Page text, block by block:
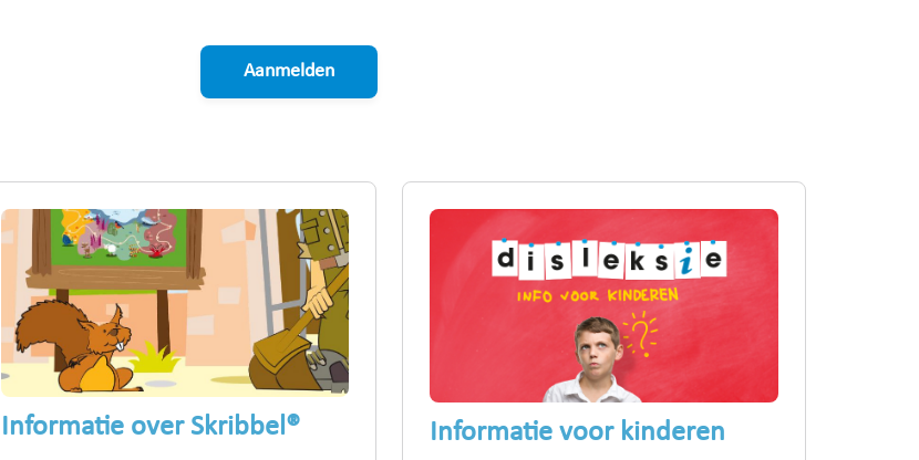
Aanmelden
Informatie over Skribbel® Informatie voor kinderen